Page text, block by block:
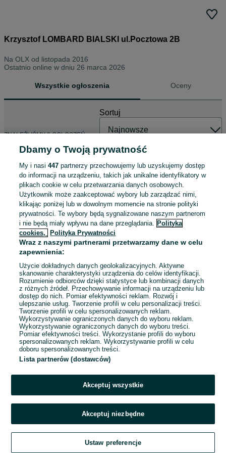
Krzysztof LOMBARD BIALSKI ul.Pocztowa 2B
Na OLX od listopada 2016
Ostatnio online w dniu 26 marca 2026
Wszystkie ogłoszenia Oceny
ZNALEŹLIŚMY 0 OGŁOSZEŃ
Sortuj
Dbamy o Twoją prywatność
My i nasi447 partnerzy przechowujemy lub uzyskujemy dostęp
do informacji na urządzeniu, takich jak unikalne identyfikatory w
plikach cookie w celu przetwarzania danych osobowych.
Użytkownik może zaakceptować wybory lub zarządzać nimi,
klikając poniżej lub w dowolnym momencie na stronie polityki
prywatności. Te wybory będą sygnalizowane naszym partnerom
i nie będą miały wpływu na dane przeglądania. Polityka
cookies,
Polityka Prywatności
Wraz z naszymi partnerami przetwarzamy dane w celu
zapewnienia:
Użycie dokładnych danych geolokalizacyjnych. Aktywne
skanowanie charakterystyki urządzenia do celów identyfikacji.
Rozumienie odbiorców dzięki statystyce lub kombinacji danych
z różnych źródeł. Przechowywanie informacji na urządzeniu lub
dostęp do nich. Pomiar efektywności reklam. Rozwój i
ulepszanie usług. Tworzenie profili w celu personalizacji treści.
Tworzenie profili w celu spersonalizowanych reklam.
Wykorzystywanie ograniczonych danych do wyboru reklam.
Wykorzystywanie ograniczonych danych do wyboru treści.
Pomiar efektywności treści. Wykorzystanie profili do wyboru
spersonalizowanych reklam. Wykorzystywanie profili w celu
doboru spersonalizowanych treści.
Lista partnerów (dostawców)
Akceptuj wszystkie
Akceptuj niezbędne
Ustaw preferencje